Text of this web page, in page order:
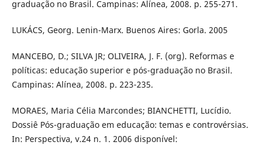
graduação no Brasil. Campinas: Alínea, 2008. p. 255-271.
LUKÁCS, Georg. Lenin-Marx. Buenos Aires: Gorla. 2005
MANCEBO, D.; SILVA JR; OLIVEIRA, J. F. (org). Reformas e
políticas: educação superior e pós-graduação no Brasil.
Campinas: Alínea, 2008. p. 223-235.
MORAES, Maria Célia Marcondes; BIANCHETTI, Lucídio.
Dossiê Pós-graduação em educação: temas e controvérsias.
In: Perspectiva, v.24 n. 1. 2006 disponível: